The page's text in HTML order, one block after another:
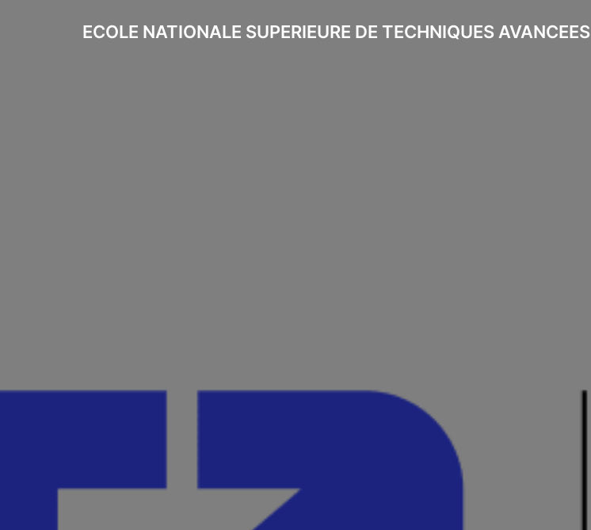
ECOLE NATIONALE SUPERIEURE DE TECHNIQUES AVANCEES
Page d'accueil